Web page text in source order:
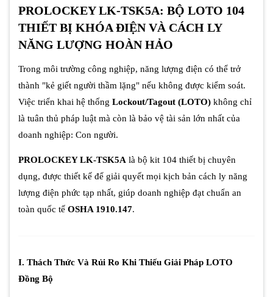
PROLOCKEY LK-TSK5A: BỘ LOTO 104
THIẾT BỊ KHÓA ĐIỆN VÀ CÁCH LY
NĂNG LƯỢNG HOÀN HẢO
Trong môi trường công nghiệp, năng lượng điện có thể trở
thành "kẻ giết người thầm lặng" nếu không được kiểm soát.
Việc triển khai hệ thống Lockout/Tagout (LOTO) không chỉ
là tuân thủ pháp luật mà còn là bảo vệ tài sản lớn nhất của
doanh nghiệp: Con người.
PROLOCKEY LK-TSK5A là bộ kit 104 thiết bị chuyên
dụng, được thiết kế để giải quyết mọi kịch bản cách ly năng
lượng điện phức tạp nhất, giúp doanh nghiệp đạt chuẩn an
toàn quốc tế OSHA 1910.147.
I. Thách Thức Và Rủi Ro Khi Thiếu Giải Pháp LOTO
Đồng Bộ